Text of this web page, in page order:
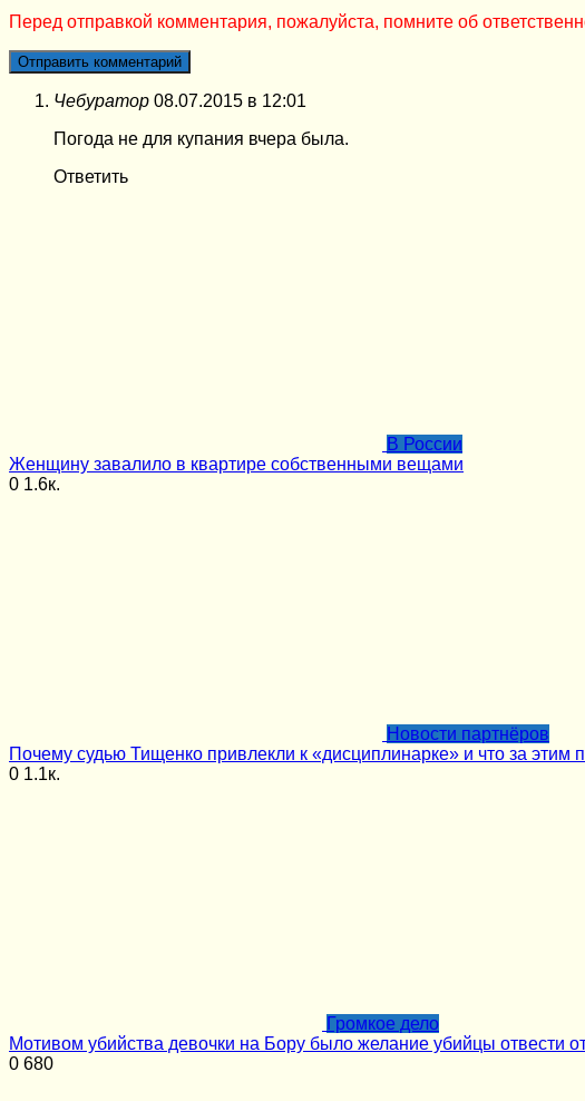
Перед отправкой комментария, пожалуйста, помните об
Чебуратор 08.07.2015 в 12:01
Погода не для купания вчера была.
Ответить
В России
Женщину завалило в квартире собственными вещами
0 1.6к.
Новости партнёров
Почему судью Тищенко привлекли к «дисциплинарке» и что за этим
0 1.1к.
Громкое дело
Мотивом убийства девочки на Бору было желание убийцы отвести
0 680